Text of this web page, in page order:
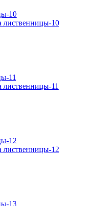
лиственницы-10
лиственницы-11
лиственницы-12